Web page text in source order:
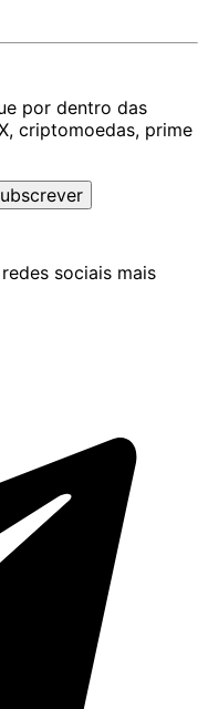
por dentro das
criptomoedas, prime
sociais mais